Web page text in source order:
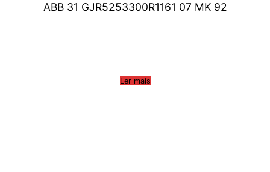
ABB 31 GJR5253300R1161 07 MK 92
Ler mais